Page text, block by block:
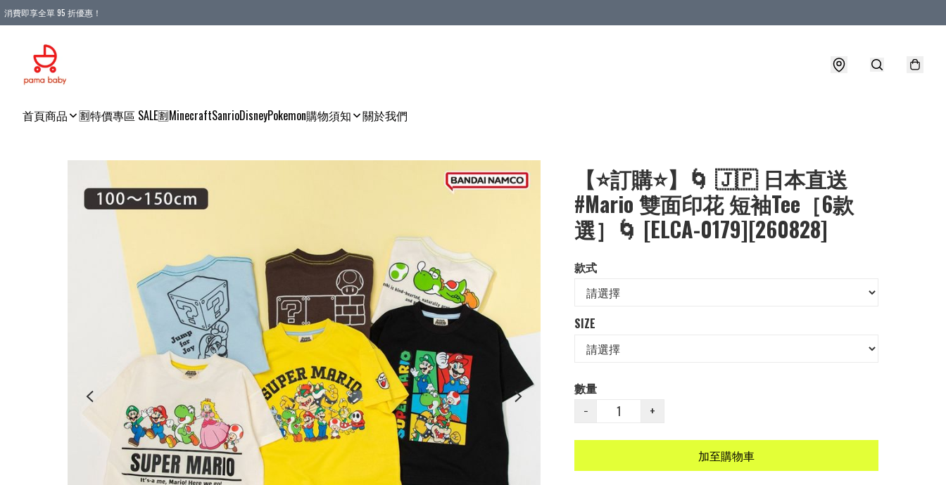
消費即享全單 95 折優惠！
首頁商品 🈹特價專區 SALE🈹MinecraftSanrioDisneyPokemon購物須知 關於我們
【⭐訂購⭐】🌀 🇯🇵 日本直送
#Mario 雙面印花 短袖Tee［6款
選］🌀 [ELCA-0179][260828]
款式
SIZE
數量
−
+
加至購物車